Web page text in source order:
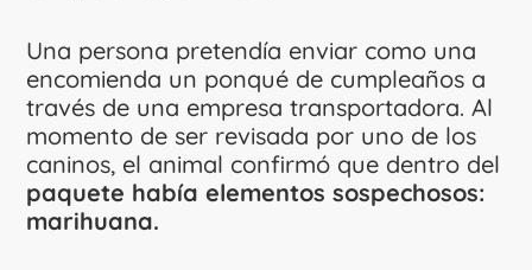
Una persona pretendía enviar como una
encomienda un ponqué de cumpleaños a
través de una empresa transportadora. Al
momento de ser revisada por uno de los
caninos, el animal confirmó que dentro del
paquete había elementos sospechosos:
marihuana.